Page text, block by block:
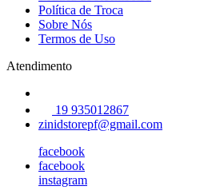
Política de Troca
Sobre Nós
Termos de Uso
Atendimento
19 935012867
zinidstorepf@gmail.com
facebook
facebook
instagram